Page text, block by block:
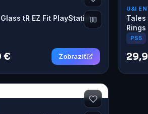
tR EZ Fit PlayStation
€ Zobraziť
U&I
Tales
Rings
PS5